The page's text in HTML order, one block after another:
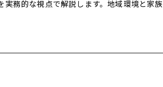
務的な視点で解説します。地域環境と家